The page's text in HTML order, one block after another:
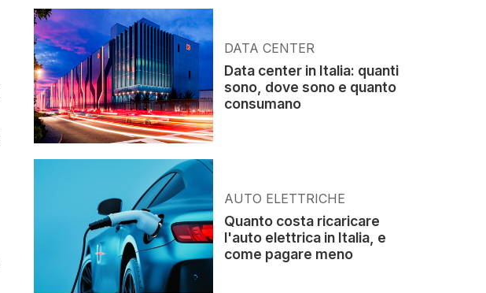
DATA CENTER
Data center in Italia: quanti
sono, dove sono e quanto
consumano
AUTO ELETTRICHE
Quanto costa ricaricare
l'auto elettrica in Italia, e
come pagare meno